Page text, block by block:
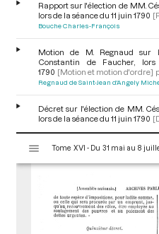
Rapport sur l'élection de MM.
lors de la séance du 11 juin 1790
Bouche Charles-François
Motion de M. Regnaud sur
Constantin de Faucher,
1790 [Motion et motion d'ordre]
Regnaud de Saint-Jean d'Angely
Décret sur l'élection de MM.
lors de la séance du 11 juin 1790
s
Tome XVI - Du 31 mai au 8